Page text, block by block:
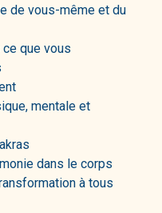
de vous-même et du
que vous
mentale et
dans le corps
à tous